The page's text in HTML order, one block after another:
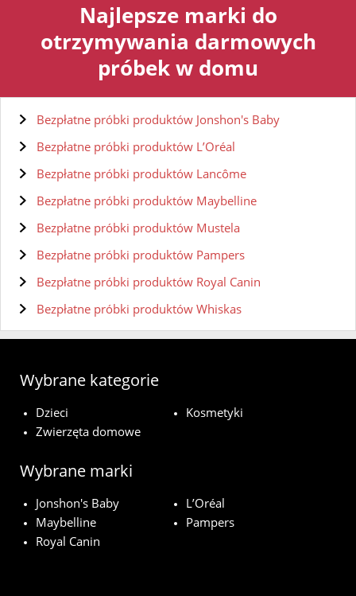
Najlepsze marki do
otrzymywania darmowych
próbek w domu
Bezpłatne próbki produktów Jonshon's Baby
Bezpłatne próbki produktów L’Oréal
Bezpłatne próbki produktów Lancôme
Bezpłatne próbki produktów Maybelline
Bezpłatne próbki produktów Mustela
Bezpłatne próbki produktów Pampers
Bezpłatne próbki produktów Royal Canin
Bezpłatne próbki produktów Whiskas
Wybrane kategorie
Dzieci
Kosmetyki
Zwierzęta domowe
Wybrane marki
Jonshon's Baby
L’Oréal
Maybelline
Pampers
Royal Canin